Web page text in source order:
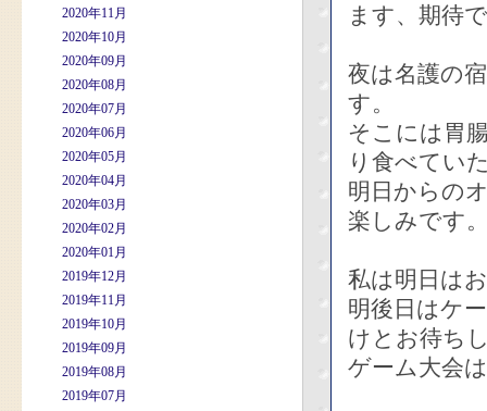
2020年11月
2020年10月
2020年09月
2020年08月
2020年07月
2020年06月
2020年05月
2020年04月
2020年03月
2020年02月
2020年01月
2019年12月
2019年11月
2019年10月
2019年09月
2019年08月
2019年07月
ます、期待
夜は名護の
す。
そこには胃
り食べてい
明日からの
楽しみです
私は明日は
明後日はケ
けとお待ち
ゲーム大会